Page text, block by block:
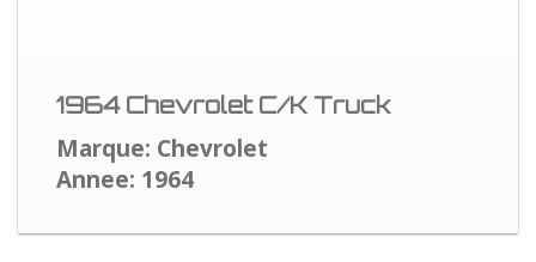
1964 Chevrolet C/K Truck
Marque: Chevrolet
Annee: 1964